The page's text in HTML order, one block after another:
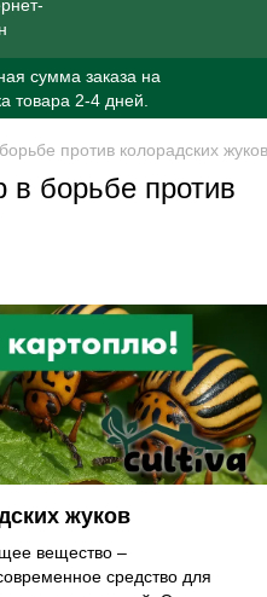
сумма заказа на
товара 2-4 дней.
против колорадских жуков
в борьбе против
жуков
вещество –
средство для